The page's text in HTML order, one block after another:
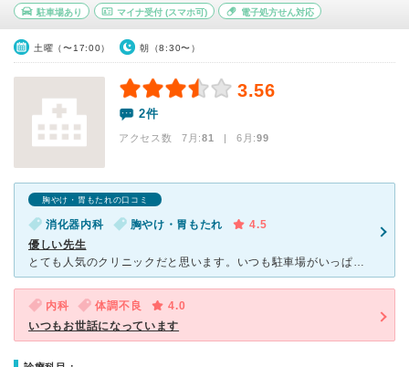
駐車場あり マイナ受付(スマホ可) 電子処方せん対応
土曜（〜17:00） 朝（8:30〜）
3.56
2件
アクセス数 7月:81 | 6月:99
胸やけ・胃もたれの口コミ
消化器内科 胸やけ・胃もたれ
4.5
優しい先生
とても人気のクリニックだと思います。いつも駐車場がいっぱいです。待ち時間はそれなりに必要ですが受付時に電話番号を伝えれば車内待機も可能ですのでコロナやインフルエンザの感染の心配も軽減できます。先生はお
内科 体調不良
4.0
いつもお世話になっています